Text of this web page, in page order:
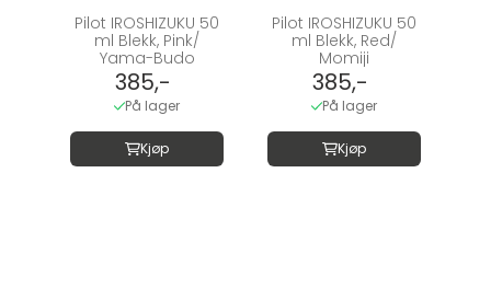
Pilot IROSHIZUKU 50
ml Blekk, Pink/
Yama-Budo
385,-
På lager
Kjøp
Pilot IROSHIZUKU 50
ml Blekk, Red/
Momiji
385,-
På lager
Kjøp